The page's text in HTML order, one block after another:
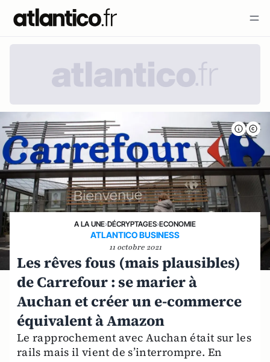
A LA UNE›DÉCRYPTAGES›ECONOMIE
ATLANTICO BUSINESS
11 octobre 2021
Les rêves fous (mais plausibles)
de Carrefour : se marier à
Auchan et créer un e-commerce
équivalent à Amazon
Le rapprochement avec Auchan était sur les
rails mais il vient de s’interrompre. En